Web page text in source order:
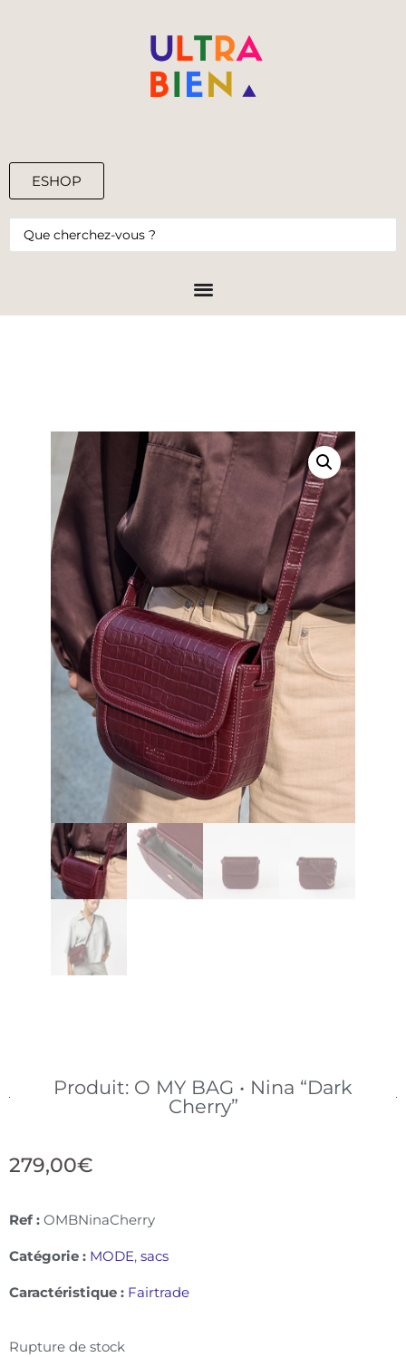
ESHOP
0,00€
Produit: O MY BAG • Nina “Dark
Cherry”
279,00€
Ref : OMBNinaCherry
Catégorie : MODE, sacs
Caractéristique : Fairtrade
Rupture de stock